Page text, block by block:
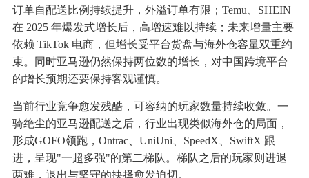
订单自配送比例持续提升，外溢订单有限；Temu、SHEIN
在 2025 年爆发式增长后，高增速难以持续；未来增量主要
依赖 TikTok 电商，但增长受平台货盘与海外仓容量双重约
束。同时亚马逊仍然保持两位数的增长，对中国跨境平台
的增长预期还要保持客观谨慎。
当前行业竞争愈发残酷，可容纳的玩家数量持续收敛。一
骑绝尘的亚马逊配送之后，行业出现类似海外仓的局面，
形成GOFO领跑，Ontrac、UniUni、SpeedX、SwiftX 跟
进，呈现"一超多强"的第二梯队。梯队之后的玩家则进退
两难，退出与坚守的抉择愈发迫切。